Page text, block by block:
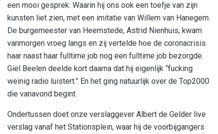
een mooi gesprek. Waarin hij ons ook een toefje van zijn
kunsten liet zien, met een imitatie van Willem van Hanegem.
De burgemeester van Heemstede, Astrid Nienhuis, kwam
vanmorgen vroeg langs en zij vertelde hoe de coronacrisis
haar naast haar fulltime job nog een fulltime job bezorgde.
Giel Beelen deelde kort daarna dat hij eigenlijk “fucking
weinig radio luistert.” En het ging natuurlijk over de Top2000
die vanavond begint.
Ondertussen doet onze verslaggever Albert de Gelder live
verslag vanaf het Stationsplein, waar hij de voorbijgangers